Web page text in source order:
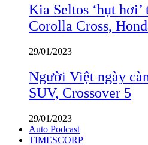
Kia Seltos ‘hụt
Corolla Cross,
29/01/2023
Người Việt ngày
SUV, Crossover 5
29/01/2023
Auto Podcast
TIMESCORP